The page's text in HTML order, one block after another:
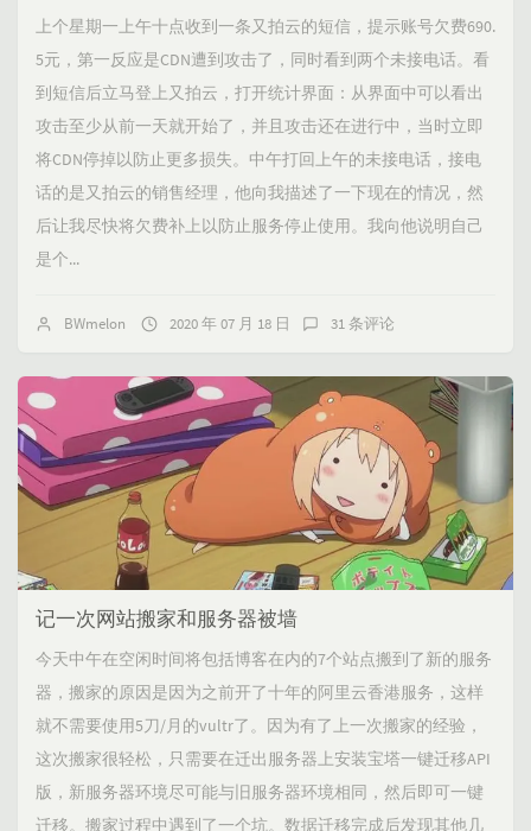
上个星期一上午十点收到一条又拍云的短信，提示账号欠费690.
5元，第一反应是CDN遭到攻击了，同时看到两个未接电话。看
到短信后立马登上又拍云，打开统计界面：从界面中可以看出
攻击至少从前一天就开始了，并且攻击还在进行中，当时立即
将CDN停掉以防止更多损失。中午打回上午的未接电话，接电
话的是又拍云的销售经理，他向我描述了一下现在的情况，然
后让我尽快将欠费补上以防止服务停止使用。我向他说明自己
是个...
BWmelon 2020 年 07 月 18 日 31 条评论
记一次网站搬家和服务器被墙
今天中午在空闲时间将包括博客在内的7个站点搬到了新的服务
器，搬家的原因是因为之前开了十年的阿里云香港服务，这样
就不需要使用5刀/月的vultr了。因为有了上一次搬家的经验，
这次搬家很轻松，只需要在迁出服务器上安装宝塔一键迁移API
版，新服务器环境尽可能与旧服务器环境相同，然后即可一键
迁移。搬家过程中遇到了一个坑。数据迁移完成后发现其他几